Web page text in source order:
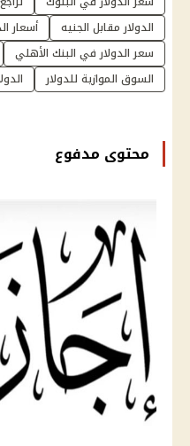
الدولار مقابل الجنيه
أسعار
سعر الدولار في البنك الأهلي
السوق الموازية للدولار
محتوى مدفوع